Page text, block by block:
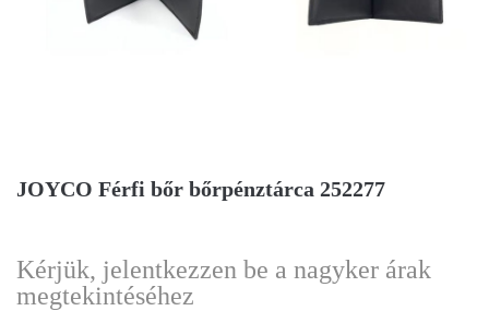
JOYCO Férfi bőr bőrpénztárca 252277
Kérjük, jelentkezzen be a nagyker árak
megtekintéséhez